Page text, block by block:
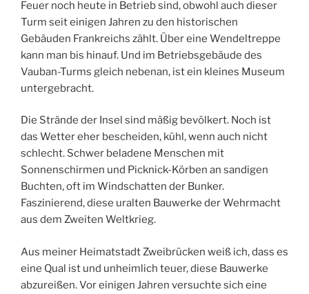
Feuer noch heute in Betrieb sind, obwohl auch dieser
Turm seit einigen Jahren zu den historischen
Gebäuden Frankreichs zählt. Über eine Wendeltreppe
kann man bis hinauf. Und im Betriebsgebäude des
Vauban-Turms gleich nebenan, ist ein kleines Museum
untergebracht.
Die Strände der Insel sind mäßig bevölkert. Noch ist
das Wetter eher bescheiden, kühl, wenn auch nicht
schlecht. Schwer beladene Menschen mit
Sonnenschirmen und Picknick-Körben an sandigen
Buchten, oft im Windschatten der Bunker.
Faszinierend, diese uralten Bauwerke der Wehrmacht
aus dem Zweiten Weltkrieg.
Aus meiner Heimatstadt Zweibrücken weiß ich, dass es
eine Qual ist und unheimlich teuer, diese Bauwerke
abzureißen. Vor einigen Jahren versuchte sich eine